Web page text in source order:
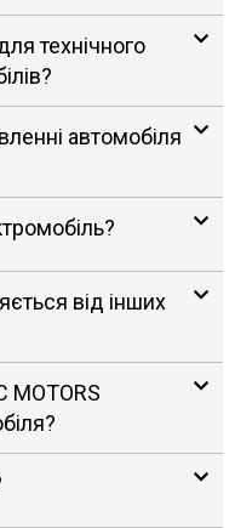
технічного
автомобіля
від інших
MOTORS